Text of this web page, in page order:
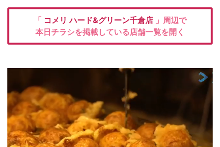
「 コメリハード&グリーン千倉店 」周辺で
本日チラシを掲載している店舗一覧を開く